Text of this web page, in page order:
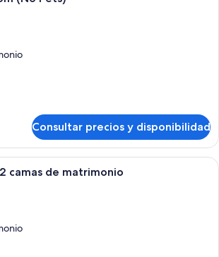
Consultar precios y disponibilidad
Una habitación de hotel con dos
camas de matrimonio